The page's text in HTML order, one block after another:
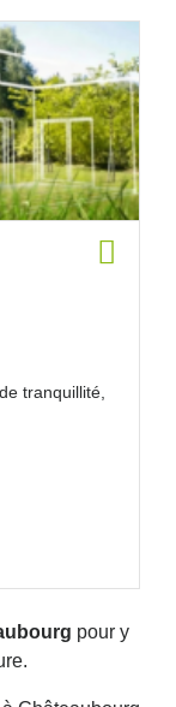
tranquillité,
pour y